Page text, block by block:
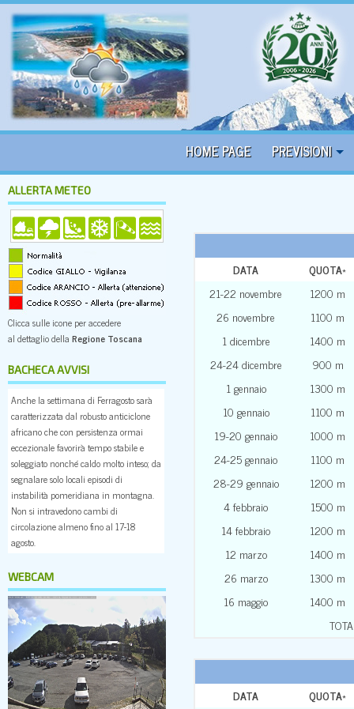
HOME PAGE PREVISIONI
ALLERTA METEO
Clicca sulle icone per accedere
al dettaglio della Regione Toscana
BACHECA AVVISI
Anche la settimana di Ferragosto sarà
caratterizzata dal robusto anticiclone
africano che con persistenza ormai
eccezionale favorirà tempo stabile e
soleggiato nonché caldo molto inteso; da
segnalare solo locali episodi di
instabilità pomeridiana in montagna.
Non si intravedono cambi di
circolazione almeno fino al 17-18
agosto.
WEBCAM
DATA QUOTA*
21-22 novembre
1200 m
26 novembre
1100 m
1 dicembre
1400 m
24-24 dicembre
900 m
1 gennaio
1300 m
10 gennaio
1100 m
19-20 gennaio
1000 m
24-25 gennaio
1100 m
28-29 gennaio
1200 m
4 febbraio
1500 m
14 febbraio
1200 m
12 marzo
1400 m
26 marzo
1300 m
16 maggio
1400 m
DATA QUOTA*